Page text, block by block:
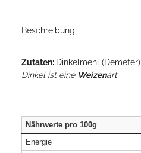
Beschreibung
Zutaten: Dinkelmehl (Demeter)
Dinkel ist eine Weizenart
Nährwerte pro 100g
Energie